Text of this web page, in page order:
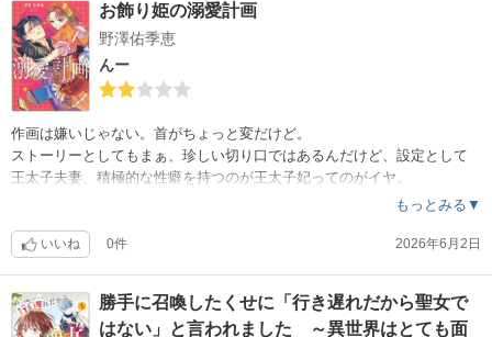
)の価値を下げないで欲しい。このままいけば、泣ける話ではあるけれど
、ズーンと落ち込む感じではなく、明るく昇華できたらいいな。
……作家さんへの期待のハードルをものすごく上げてしまった(笑)
お飾り姫の溺愛計画
野澤佑季恵
んー
作画は嫌いじゃない。首がちょっと変だけど。
ストーリーとしてもまぁ、珍しい切り口ではあるんだけど、設定として
王太子夫妻、積極的な性癖を持つのが王太子妃ってのがイヤ。
ツンデレじゃないけど、表ではカンペキ夫妻なのに、閨では……ってギ
としてはあまりにも品性を欠く設定で嫌悪感が出てしまった。
品のない設定がイヤなの。
もっとみる▼
いいね 0件 2026年6月2日
勝手に召喚したくせに「行き遅れだから聖女で
はない」と言われました ～異世界はとても面